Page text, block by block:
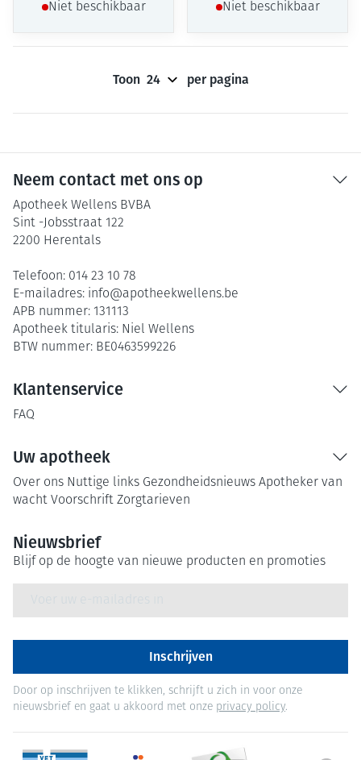
Niet beschikbaar Niet beschikbaar
Toon per pagina
Neem contact met ons op
Apotheek Wellens BVBA
Sint -Jobsstraat 122
2200 Herentals
Telefoon: 014 23 10 78
E-mailadres: info@apotheekwellens.be
APB nummer: 131113
Apotheek titularis: Niel Wellens
BTW nummer: BE0463599226
Klantenservice
FAQ
Uw apotheek
Over ons Nuttige links Gezondheidsnieuws Apotheker van
wacht Voorschrift Zorgtarieven
Nieuwsbrief
Blijf op de hoogte van nieuwe producten en promoties
Inschrijven
Door op inschrijven te klikken, schrijft u zich in voor onze
nieuwsbrief en gaat u akkoord met onze privacy policy.